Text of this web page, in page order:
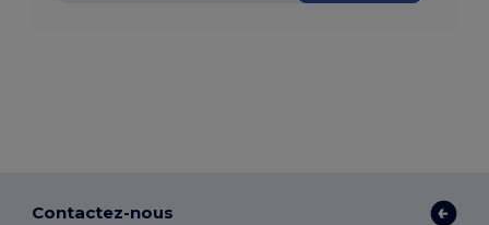
Contactez-nous